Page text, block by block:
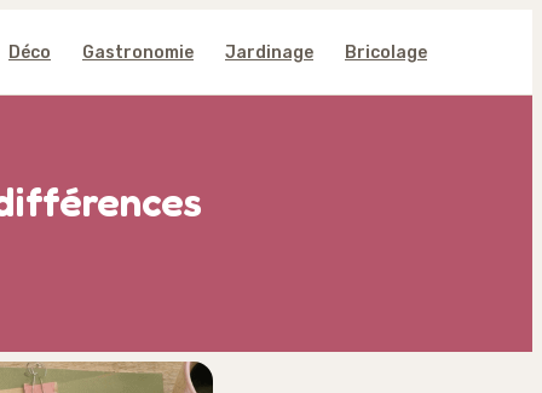
Déco Gastronomie Jardinage Bricolage